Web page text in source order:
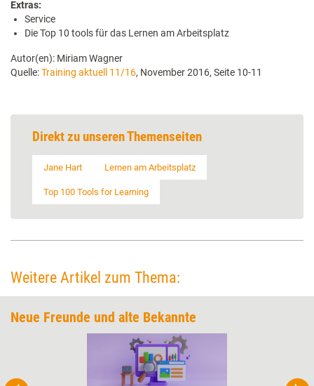
Extras:
Service
Die Top 10 tools für das Lernen am Arbeitsplatz
Autor(en): Miriam Wagner
Quelle:Training aktuell 11/16, November 2016, Seite 10-11
Direkt zu unseren Themenseiten
Jane Hart Lernen am Arbeitsplatz
Top 100 Tools for Learning
Weitere Artikel zum Thema:
Neue Freunde und alte Bekannte